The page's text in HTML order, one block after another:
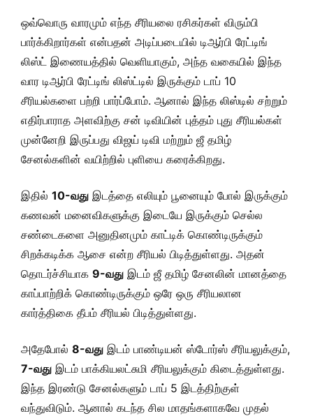
ஒவ்வொரு வாரமும் எந்த சீரியலை ரசிகர்கள் விரும்பி
பார்க்கிறார்கள் என்பதன் அடிப்படையில் டிஆர்பி ரேட்டிங்
லிஸ்ட் இணையத்தில் வெளியாகும், அந்த வகையில் இந்த
வார டிஆர்பி ரேட்டிங் லிஸ்ட்டில் இருக்கும் டாப் 10
சீரியல்களை பற்றி பார்ப்போம். ஆனால் இந்த லிஸ்டில் சற்றும்
எதிர்பாராத அளவிற்கு சன் டிவியின் புத்தம் புது சீரியல்கள்
முன்னேறி இருப்பது விஜய் டிவி மற்றும் ஜீ தமிழ்
சேனல்களின் வயிற்றில் புளியை கரைக்கிறது.
இதில் 10-வது இடத்தை எலியும் பூனையும் போல் இருக்கும்
கணவன் மனைவிகளுக்கு இடையே இருக்கும் செல்ல
சண்டைகளை அனுதினமும் காட்டிக் கொண்டிருக்கும்
சிறக்கடிக்க ஆசை என்ற சீரியல் பிடித்துள்ளது. அதன்
தொடர்ச்சியாக 9-வது இடம் ஜீ தமிழ் சேனலின் மானத்தை
காப்பாற்றிக் கொண்டிருக்கும் ஒரே ஒரு சீரியலான
கார்த்திகை தீபம் சீரியல் பிடித்துள்ளது.
அதேபோல் 8-வது இடம் பாண்டியன் ஸ்டோர்ஸ் சீரியலுக்கும்,
7-வது இடம் பாக்கியலட்சுமி சீரியலுக்கும் கிடைத்துள்ளது.
இந்த இரண்டு சேனல்களும் டாப் 5 இடத்திற்குள்
வந்துவிடும். ஆனால் கடந்த சில மாதங்களாகவே முதல்